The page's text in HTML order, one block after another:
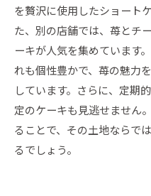
を贅沢に使用したショート
た、別の店舗では、苺とチ
ーキが人気を集めています
れも個性豊かで、苺の魅力
しています。さらに、定期
定のケーキも見逃せません
ることで、その土地ならで
るでしょう。